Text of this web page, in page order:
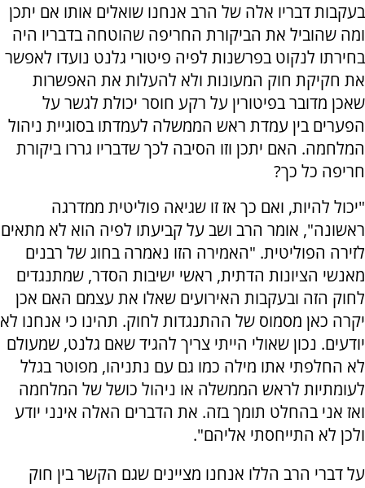
בעקבות דבריו אלה של הרב אנחנו שואלים אותו אם יתכן
ומה שהוביל את הביקורת החריפה שהוטחה בדבריו היה
בחירתו לנקוט בפרשנות לפיה פיטורי גלנט נועדו לאפשר
את חקיקת חוק המעונות ולא להעלות את האפשרות
שאכן מדובר בפיטורין על רקע חוסר יכולת לגשר על
הפערים בין עמדת ראש הממשלה לעמדתו בסוגיית ניהול
המלחמה. האם יתכן וזו הסיבה לכך שדבריו גררו ביקורת
חריפה כל כך?
"יכול להיות, ואם כך אז זו שגיאה פוליטית ממדרגה
ראשונה", אומר הרב ושב על קביעתו לפיה הוא לא מתאים
לזירה הפוליטית. "האמירה הזו נאמרה בחוג של רבנים
מאנשי הציונות הדתית, ראשי ישיבות הסדר, שמתנגדים
לחוק הזה ובעקבות האירועים שאלו את עצמם האם אכן
יקרה כאן מסמוס של ההתנגדות לחוק. תהינו כי אנחנו לא
יודעים. נכון שאולי הייתי צריך להגיד שאם גלנט, שמעולם
לא החלפתי אתו מילה כמו גם עם נתניהו, מפוטר בגלל
לעומתיות לראש הממשלה או ניהול כושל של המלחמה
ואז אני בהחלט תומך בזה. את הדברים האלה אינני יודע
ולכן לא התייחסתי אליהם".
על דברי הרב הללו אנחנו מציינים שגם הקשר בין חוק